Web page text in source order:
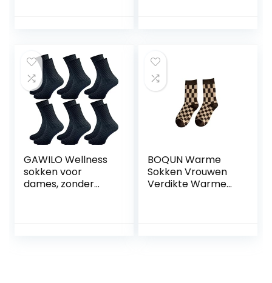
School Hiking,
Ideaal
Kerstcadeau voor
Vrouwen
damessokken,
geschenken voor
vrouwen, één
GAWILO Wellness
sokken voor
dames, zonder
BOQUN Warme
Sokken Vrouwen
Verdikte Warme